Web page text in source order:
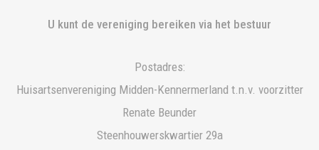
U kunt de vereniging bereiken via het bestuur
Postadres:
Huisartsenvereniging Midden-Kennermerland t.n.v. voorzitter
Renate Beunder
Steenhouwerskwartier 29a